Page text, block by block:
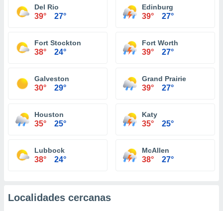
Del Rio
39° 27°
Edinburg
39° 27°
Fort Stockton
38° 24°
Fort Worth
39° 27°
Galveston
30° 29°
Grand Prairie
39° 27°
Houston
35° 25°
Katy
35° 25°
Lubbock
38° 24°
McAllen
38° 27°
Localidades cercanas